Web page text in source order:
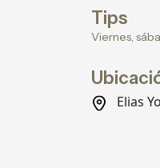
Tips
Viernes,
Elias